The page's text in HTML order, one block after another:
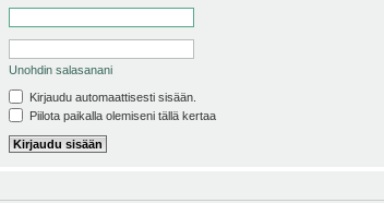
Unohdin salasanani
Kirjaudu automaattisesti sisään.
Piilota paikalla olemiseni tällä kertaa